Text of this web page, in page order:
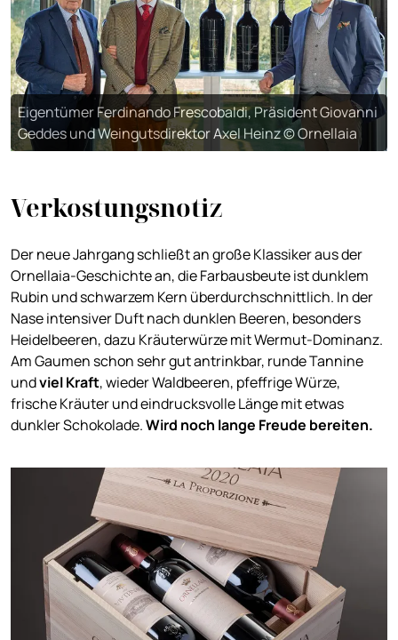
Eigentümer Ferdinando Frescobaldi, Präsident Giovanni
Geddes und Weingutsdirektor Axel Heinz © Ornellaia
Verkostungsnotiz
Der neue Jahrgang schließt an große Klassiker aus der
Ornellaia-Geschichte an, die Farbausbeute ist dunklem
Rubin und schwarzem Kern überdurchschnittlich. In der
Nase intensiver Duft nach dunklen Beeren, besonders
Heidelbeeren, dazu Kräuterwürze mit Wermut-Dominanz.
Am Gaumen schon sehr gut antrinkbar, runde Tannine
undviel Kraft, wieder Waldbeeren, pfeffrige Würze,
frische Kräuter und eindrucksvolle Länge mit etwas
dunkler Schokolade.Wird noch lange Freude bereiten.